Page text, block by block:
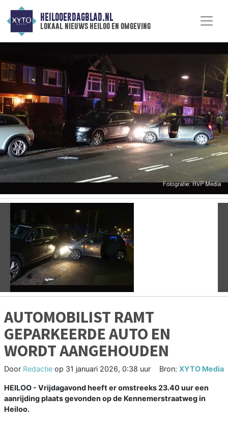
HEILOOERDAGBLAD.NL
lokaal nieuws heiloo en omgeving
Vorige
AUTOMOBILIST RAMT
GEPARKEERDE AUTO EN
WORDT AANGEHOUDEN
Door Redactie op 31 januari 2026, 0:38 uur Bron: XYTO Media
HEILOO - Vrijdagavond heeft er omstreeks 23.40 uur een
aanrijding plaats gevonden op de Kennemerstraatweg in
Heiloo.